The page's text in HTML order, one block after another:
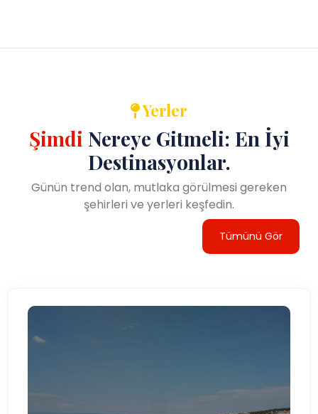
Yerler
Şimdi Nereye Gitmeli: En İyi
Destinasyonlar.
Günün trend olan, mutlaka görülmesi gereken
şehirleri ve yerleri keşfedin.
Tümünü Gör